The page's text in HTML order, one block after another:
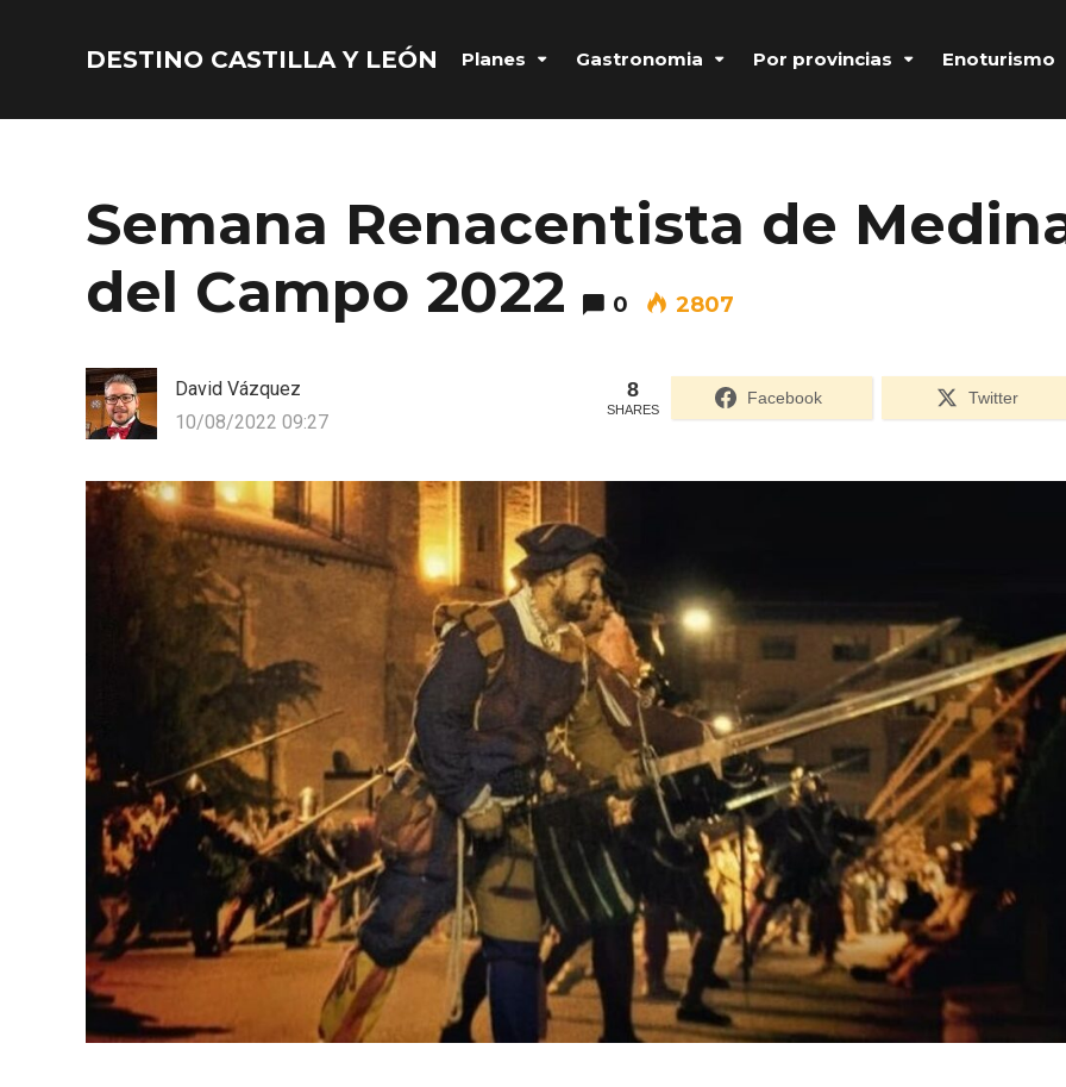
DESTINO CASTILLA Y LEÓN Planes Gastronomia Por provincias Enoturismo
Semana Renacentista de
del Campo 2022
0 2807
David Vázquez
10/08/2022 09:27
8
SHARES
Facebook Twitter
Contraseña
Recuérdame
ACCEDER
Ultimas entradas